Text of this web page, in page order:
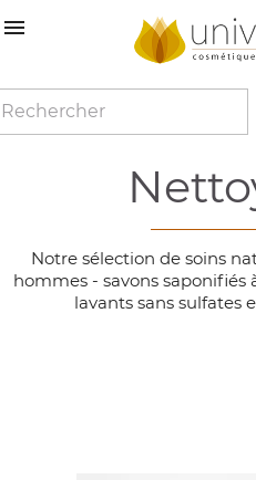

Notre sélection de soins
hommes - savons saponifiés
lavants sans sulfates